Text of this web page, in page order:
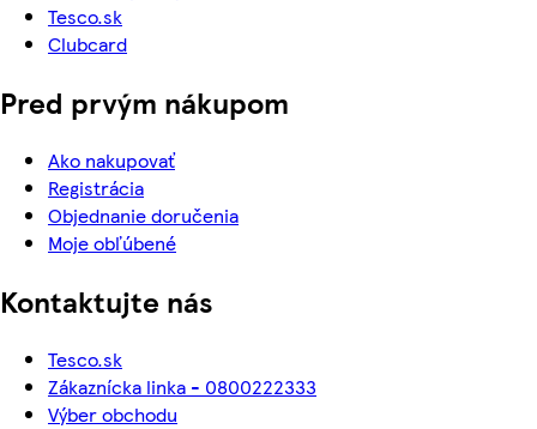
Tesco.sk
Clubcard
Pred prvým nákupom
Ako nakupovať
Registrácia
Objednanie doručenia
Moje obľúbené
Kontaktujte nás
Tesco.sk
Zákaznícka linka - 0800222333
Výber obchodu